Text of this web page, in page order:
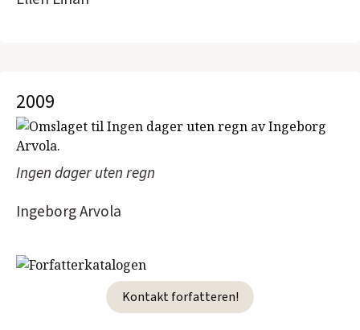
2009
Ingen dager uten regn
Ingeborg Arvola
Kontakt forfatteren!